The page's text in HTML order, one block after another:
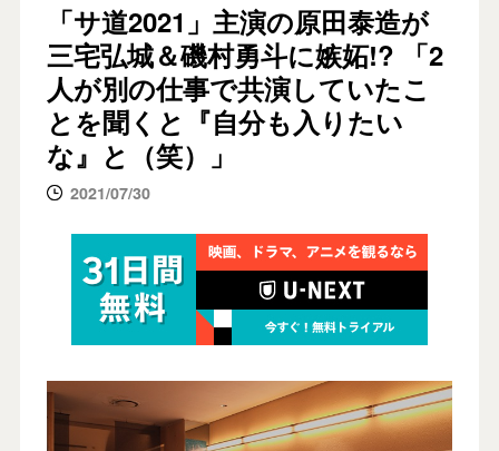
「サ道2021」主演の原田泰造が
三宅弘城＆磯村勇斗に嫉妬!? 「2
人が別の仕事で共演していたこ
とを聞くと『自分も入りたい
な』と（笑）」
2021/07/30